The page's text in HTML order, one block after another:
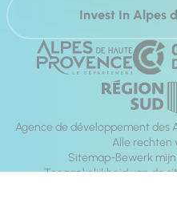
Invest In Alpes
Agence de développement des
Alle rechten
Sitemap Bewerk
Toegankelijkheid van de